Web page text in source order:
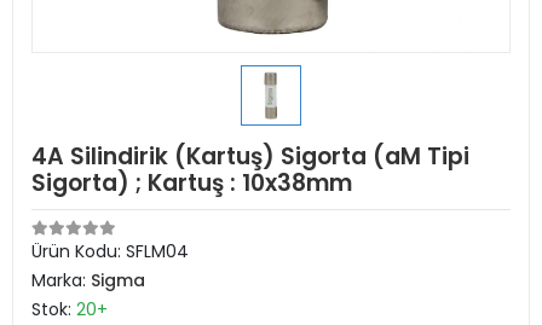
4A Silindirik (Kartuş) Sigorta (aM Tipi
Sigorta) ; Kartuş : 10x38mm
Ürün Kodu: SFLM04
Marka: Sigma
Stok: 20+